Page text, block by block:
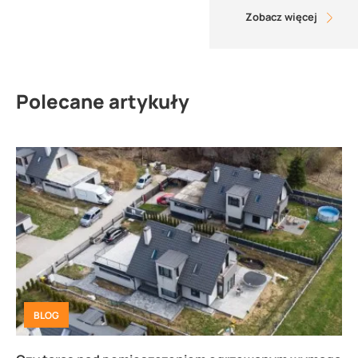
Zobacz więcej
Polecane artykuły
BLOG